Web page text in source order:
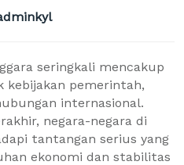
seringkali mencakup
kebijakan pemerintah,
internasional.
negara-negara di
tantangan serius yang
ekonomi dan stabilitas